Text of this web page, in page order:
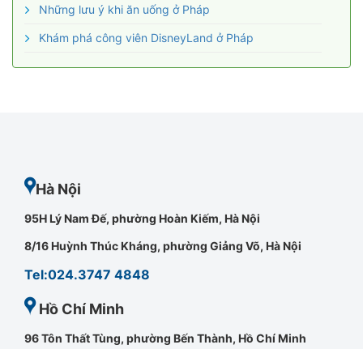
Những lưu ý khi ăn uống ở Pháp
Khám phá công viên DisneyLand ở Pháp
Hà Nội
95H Lý Nam Đế, phường Hoàn Kiếm, Hà Nội
8/16 Huỳnh Thúc Kháng, phường Giảng Võ, Hà Nội
Tel:024.3747 4848
Hồ Chí Minh
96 Tôn Thất Tùng, phường Bến Thành, Hồ Chí Minh